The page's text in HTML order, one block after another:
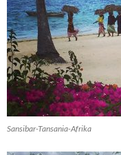
Sansibar-Tansania-Afrika